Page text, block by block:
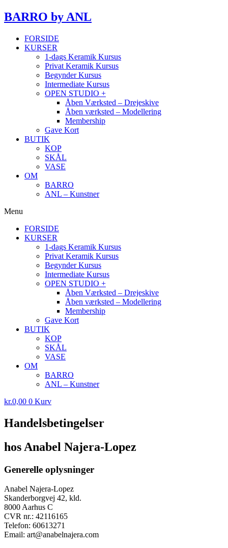
BARRO by ANL
FORSIDE
KURSER
1-dags Keramik Kursus
Privat Keramik Kursus
Begynder Kursus
Intermediate Kursus
OPEN STUDIO +
Åben Værksted – Drejeskive
Åben værksted – Modellering
Membership
Gave Kort
BUTIK
KOP
SKÅL
VASE
OM
BARRO
ANL – Kunstner
Menu
FORSIDE
KURSER
1-dags Keramik Kursus
Privat Keramik Kursus
Begynder Kursus
Intermediate Kursus
OPEN STUDIO +
Åben Værksted – Drejeskive
Åben værksted – Modellering
Membership
Gave Kort
BUTIK
KOP
SKÅL
VASE
OM
BARRO
ANL – Kunstner
kr.0,00 0 Kurv
Handelsbetingelser
hos Anabel Najera-Lopez
Generelle oplysninger
Anabel Najera-Lopez
Skanderborgvej 42, kld.
8000 Aarhus C
CVR nr.: 42116165
Telefon: 60613271
Email: art@anabelnajera.com